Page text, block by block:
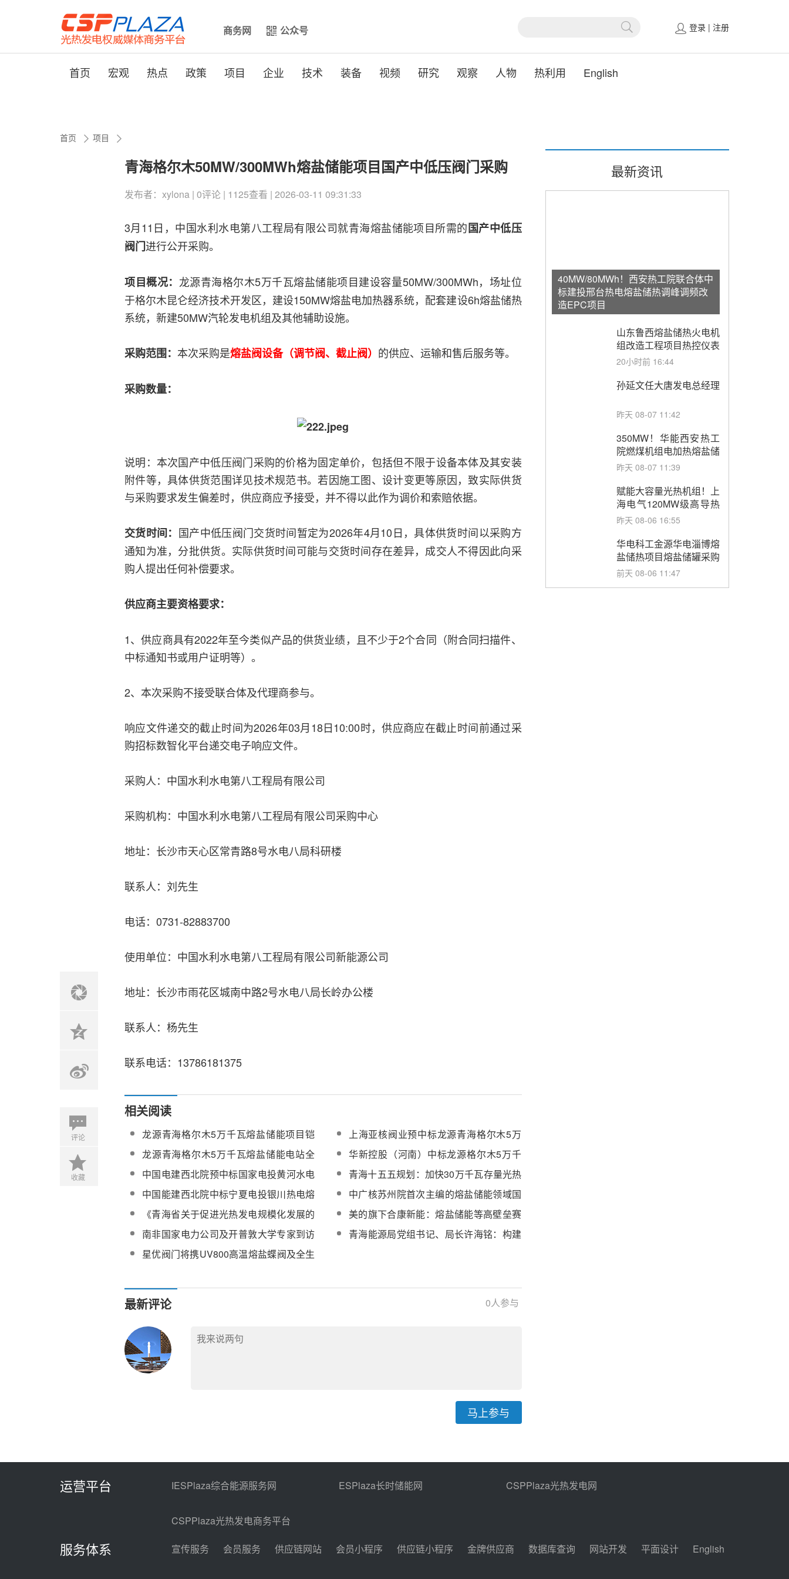
商务网 公众号 登录 | 注册
首页 宏观 热点 政策 项目 企业 技术 装备 视频 研究 观察 人物 热利用 English
首页 项目
青海格尔木50MW/300MWh熔盐储能项目国产中低压阀门采购
发布者：xylona | 0评论 | 1125查看 | 2026-03-11 09:31:33
3月11日，中国水利水电第八工程局有限公司就青海熔盐储能项目所需的国产中低压
阀门进行公开采购。
项目概况： 龙源青海格尔木5万千瓦熔盐储能项目建设容量50MW/300MWh，场址位
于格尔木昆仑经济技术开发区，建设150MW熔盐电加热器系统，配套建设6h熔盐储热
系统，新建50MW汽轮发电机组及其他辅助设施。
采购范围： 本次采购是熔盐阀设备（调节阀、截止阀） 的供应、运输和售后服务等。
采购数量：
说明：本次国产中低压阀门采购的价格为固定单价，包括但不限于设备本体及其安装
附件等，具体供货范围详见技术规范书。若因施工图、设计变更等原因，致实际供货
与采购要求发生偏差时，供应商应予接受，并不得以此作为调价和索赔依据。
交货时间： 国产中低压阀门交货时间暂定为2026年4月10日，具体供货时间以采购方
通知为准，分批供货。实际供货时间可能与交货时间存在差异，成交人不得因此向采
购人提出任何补偿要求。
供应商主要资格要求：
1、供应商具有2022年至今类似产品的供货业绩，且不少于2个合同（附合同扫描件、
中标通知书或用户证明等）。
2、本次采购不接受联合体及代理商参与。
响应文件递交的截止时间为2026年03月18日10:00时，供应商应在截止时间前通过采
购招标数智化平台递交电子响应文件。
采购人：中国水利水电第八工程局有限公司
采购机构：中国水利水电第八工程局有限公司采购中心
地址：长沙市天心区常青路8号水电八局科研楼
联系人：刘先生
电话：0731-82883700
使用单位：中国水利水电第八工程局有限公司新能源公司
地址：长沙市雨花区城南中路2号水电八局长岭办公楼
联系人：杨先生
联系电话：13786181375
评论
收藏
相关阅读
龙源青海格尔木5万千瓦熔盐储能项目铠
装电加热器（高温伴热电缆）采购中标结
果公示
上海亚核阀业预中标龙源青海格尔木5万
千瓦熔盐储能项目熔盐调节阀设备采购
龙源青海格尔木5万千瓦熔盐储能电站全
厂委托运维服务公开招标
华新控股（河南）中标龙源格尔木5万千
瓦熔盐储能电站全厂委托运维服务
中国电建西北院预中标国家电投黄河水电
青海省光热发电项目可行性论证技术咨询
服务采购
青海十五五规划：加快30万千瓦存量光热
发电项目建设
中国能建西北院中标宁夏电投银川热电熔
盐储能技术应用可行性研究
中广核苏州院首次主编的熔盐储能领域国
家标准获批立项
《青海省关于促进光热发电规模化发展的
若干措施》政策解读
美的旗下合康新能：熔盐储能等高壁垒赛
道实现关键突破
南非国家电力公司及开普敦大学专家到访
聚能启泰，共探熔盐储能发展与跨境合作
青海能源局党组书记、局长许海铭：构建
星优阀门将携UV800高温熔盐蝶阀及全生
最新评论 0人参与
马上参与
最新资讯
40MW/80MWh！西安热工院联合体中
标建投邢台热电熔盐储热调峰调频改
造EPC项目
山东鲁西熔盐储热火电机
组改造工程项目热控仪表
成套设备采购
20小时前 16:44
孙延文任大唐发电总经理
昨天 08-07 11:42
350MW！华能西安热工
院燃煤机组电加热熔盐储
能提升机组灵活性改造项
务采购
昨天 08-07 11:39
赋能大容量光热机组！上
海电气120MW级高导热
空冷发电机通过型式试验
昨天 08-06 16:55
华电科工金源华电淄博熔
盐储热项目熔盐储罐采购
前天 08-06 11:47
运营平台 IESPlaza综合能源服务网 ESPlaza长时储能网 CSPPlaza光热发电网
CSPPlaza光热发电商务平台
服务体系 宣传服务 会员服务 供应链网站 会员小程序 供应链小程序 金牌供应商 数据库查询 网站开发 平面设计 English